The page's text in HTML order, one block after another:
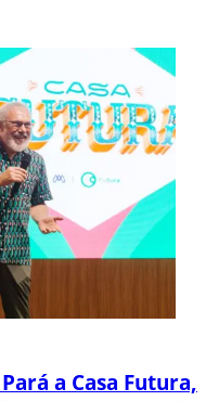
a Casa Futura,